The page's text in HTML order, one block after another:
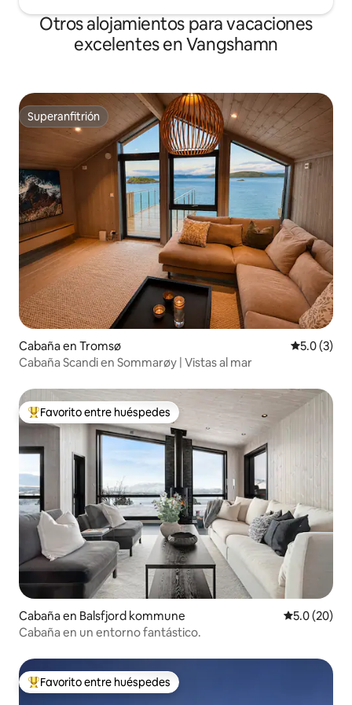
Otros alojamientos para vacaciones
excelentes en Vangshamn
Superanfitrión
Superanfitrión
Cabaña en Tromsø
5.0 (3)
Cabaña Scandi en Sommarøy | Vistas al mar
Favorito entre huéspedes preferido
Favorito entre huéspedes
Cabaña en Balsfjord kommune Calificación
5.0 (20)
Cabaña en un entorno fantástico.
Favorito entre huéspedes preferido
Favorito entre huéspedes